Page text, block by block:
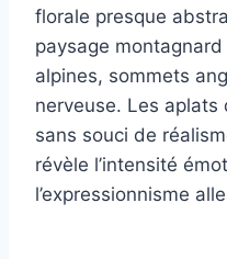
florale presque
paysage
alpines, sommets
nerveuse. Les
sans souci de
révèle l’intensité
l’expressionnisme